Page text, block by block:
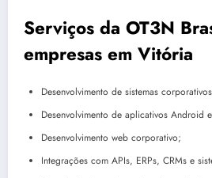
Serviços da OT3N
empresas em Vitória
Desenvolvimento de sistemas
Desenvolvimento de aplicativos Android
Desenvolvimento web corporativo;
Integrações com APIs, ERPs, CRMs e